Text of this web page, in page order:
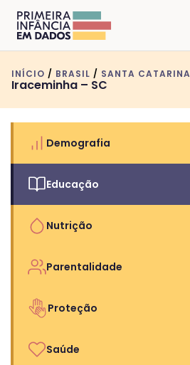
INÍCIO / BRASIL / SANTA CATARINA
Iraceminha – SC
Demografia
Educação
Nutrição
Parentalidade
Proteção
Saúde